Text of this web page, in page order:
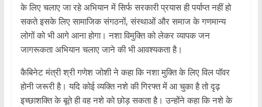
के लिए चलाए जा रहे अभियान में सिर्फ सरकारी प्रयास ही पर्याप्त नहीं हो
सकते इसके लिए सामाजिक संगठनों, संस्थाओं और समाज के गणमान्य
लोगों को भी आगे आना होगा। नशा विमुक्ति को लेकर व्यापक जन
जागरूकता अभियान चलाए जाने की भी आवश्यकता है।
कैबिनेट मंत्री श्री गणेश जोशी ने कहा कि नशा मुक्ति के लिए विल पॉवर
होनी जरूरी है। यदि कोई व्यक्ति नशे की गिरफ्त में आ चुका है तो दृढ़
इच्छाशक्ति के बूते ही वह नशे को छोड़ सकता है। उन्होंने कहा कि नशे के